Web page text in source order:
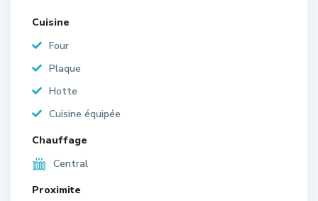
Cuisine
Four
Plaque
Hotte
Cuisine équipée
Chauffage
Central
Proximite